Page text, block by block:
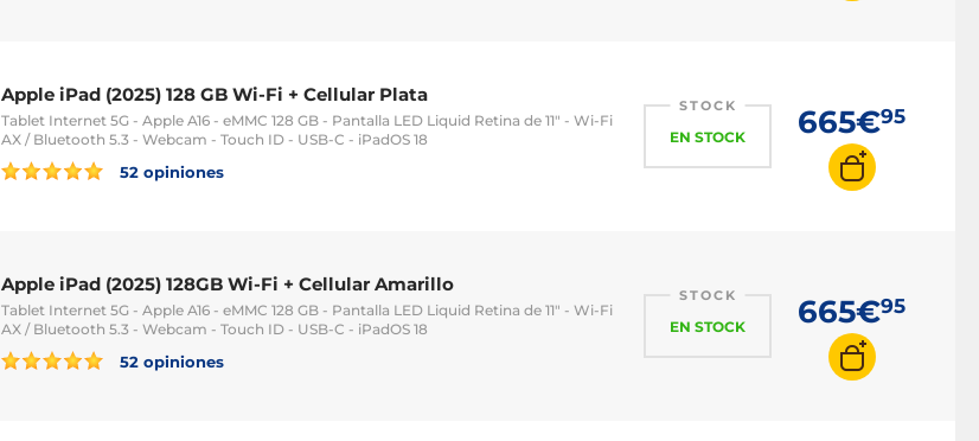
Apple iPad (2025) 128 GB Wi-Fi + Cellular Plata
Tablet Internet 5G - Apple A16 - eMMC 128 GB - Pantalla LED Liquid Retina de 11" - Wi-Fi
AX / Bluetooth 5.3 - Webcam - Touch ID - USB-C - iPadOS 18
52 opiniones
STOCK
EN STOCK 665€95
Apple iPad (2025) 128GB Wi-Fi + Cellular Amarillo
Tablet Internet 5G - Apple A16 - eMMC 128 GB - Pantalla LED Liquid Retina de 11" - Wi-Fi
AX / Bluetooth 5.3 - Webcam - Touch ID - USB-C - iPadOS 18
52 opiniones
STOCK
EN STOCK 665€95